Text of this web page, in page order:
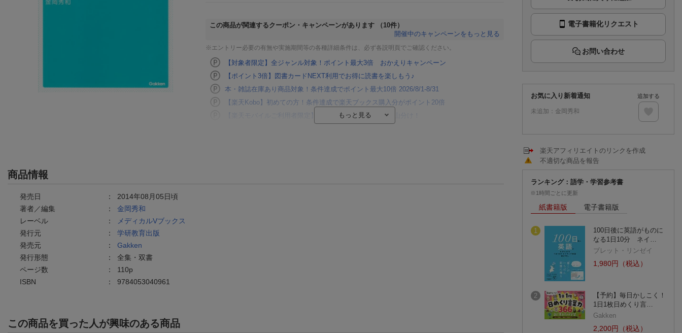
この商品が関連するクーポン・キャンペーンがあります
（10件）
開催中のキャンペーンをもっと見る
※エントリー必要の有無や実施期間等の各種詳細条件は、必ず各説明頁でご確認ください。
【対象者限定】全ジャンル対象！ポイント最大3倍 おかえりキャンペーン
【ポイント3倍】図書カードNEXT利用でお得に読書を楽しもう♪
本・雑誌在庫あり商品対象！条件達成でポイント最大10倍 2026/8/1-8/31
【楽天Kobo】初めての方！条件達成で楽天ブックス購入分がポイント20倍
【楽天モバイルご利用者限定】条件達成で100万ポイント山分け！
商品情報
発売日 ： 2014年08月05日頃
著者／編集
： 金岡秀和
レーベル
：
メディカルVブックス
発行元
： 学研教育出版
発売元
： Gakken
発行形態
： 全集・双書
ページ数
： 110p
ISBN
： 9784053040961
この商品を買った人が興味のある商品
電子書籍化リクエスト
お問い合わせ
お気に入り新着通知
未追加： 金岡秀和
追加する
楽天アフィリエイトのリンクを作成
不適切な商品を報告
ランキング：語学・学習参考書
※1時間ごとに更新
紙書籍版 電子書籍版
1
100日後に英語がものに
なる1日10分 ネイ…
ブレット・リンゼイ
1,980円（税込）
2
【予約】毎日かしこく！
1日1枚日めくり言…
Gakken
2,200円（税込）